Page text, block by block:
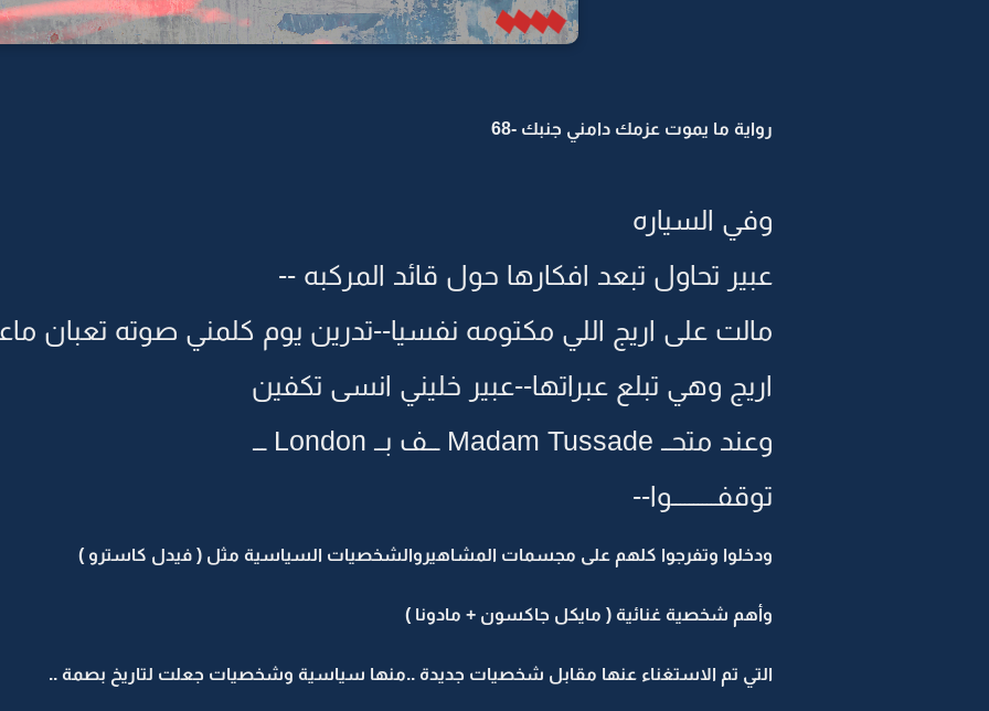
رواية ما يموت عزمك دامني جنبك -68
وفي السياره
عبير تحاول تبعد افكارها حول قائد المركبه --
مالت على اريج اللي مكتومه نفسيا--تدرين يوم كلمني صوته تعبان
اريج وهي تبلع عبراتها--عبير خليني انسى تكفين
وعند متحــ Madam Tussade ـــف بــ London ـــ
توقفــــــــــوا--
ودخلوا وتفرجوا كلهم على مجسمات المشاهيروالشخصيات السياسية مثل ( فيدل كاسترو )
وأهم شخصية غنائية ( مايكل جاكسون + مادونا )
التي تم الاستغناء عنها مقابل شخصيات جديدة ..منها سياسية وشخصيات جعلت لتاريخ بصمة ..